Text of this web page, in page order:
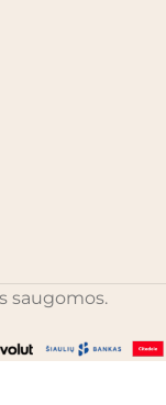
saugomos.